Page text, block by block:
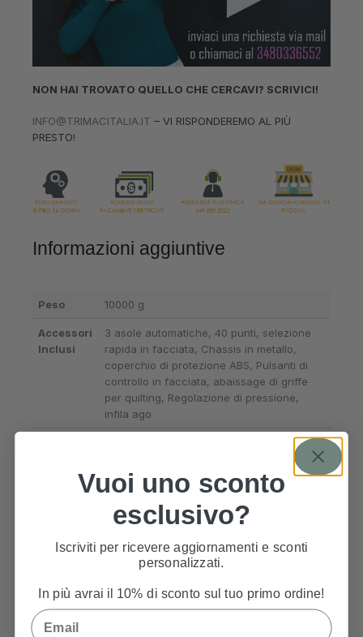
NON HAI TROVATO QUELLO CHE CERCAVI? SCRIVICI!
INFO@TRIMACITALIA.IT – VI RISPONDEREMO AL PIÙ
PRESTO!
Informazioni aggiuntive
Peso 10000 g
Accessori
Inclusi
3 asole automatiche,40 punti, selezione
rapida in facciata, Chassis in metallo,
coperchio di protezione ABS, Pulsanti di
controllo in facciata, abaissage di griffe
per quilting, Regolazione di pressione,
infila ago
0 / 5
4
0%
3
Vuoi uno sconto
esclusivo?
Iscriviti per ricevere aggiornamenti e sconti
personalizzati.
In più avrai il 10% di sconto sul tuo primo ordine!
Email